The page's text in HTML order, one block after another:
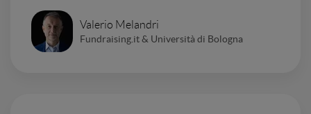
Valerio Melandri
Fundraising.it & Università di Bologna